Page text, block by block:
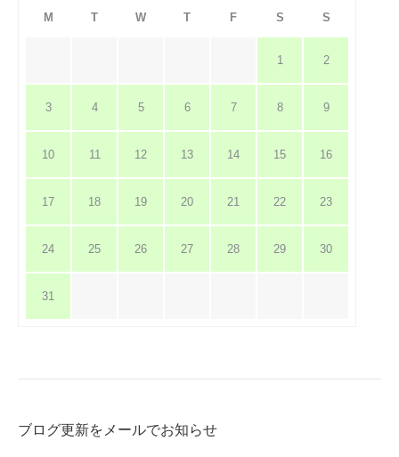
M T W T F S S
1 2
3 4 5 6 7 8 9
10 11 12 13 14 15 16
17 18 19 20 21 22 23
24 25 26 27 28 29 30
31
ブログ更新をメールでお知らせ